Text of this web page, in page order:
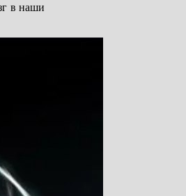
в наши